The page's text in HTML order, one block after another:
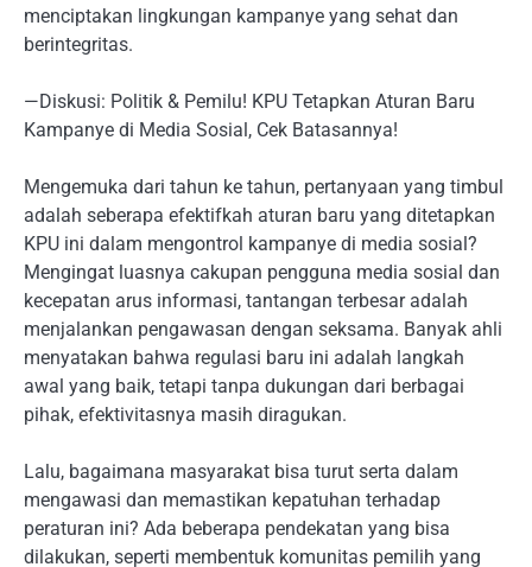
menciptakan lingkungan kampanye yang sehat dan
berintegritas.
—Diskusi: Politik & Pemilu! KPU Tetapkan Aturan Baru
Kampanye di Media Sosial, Cek Batasannya!
Mengemuka dari tahun ke tahun, pertanyaan yang timbul
adalah seberapa efektifkah aturan baru yang ditetapkan
KPU ini dalam mengontrol kampanye di media sosial?
Mengingat luasnya cakupan pengguna media sosial dan
kecepatan arus informasi, tantangan terbesar adalah
menjalankan pengawasan dengan seksama. Banyak ahli
menyatakan bahwa regulasi baru ini adalah langkah
awal yang baik, tetapi tanpa dukungan dari berbagai
pihak, efektivitasnya masih diragukan.
Lalu, bagaimana masyarakat bisa turut serta dalam
mengawasi dan memastikan kepatuhan terhadap
peraturan ini? Ada beberapa pendekatan yang bisa
dilakukan, seperti membentuk komunitas pemilih yang